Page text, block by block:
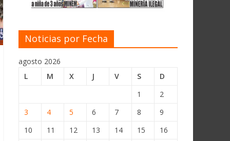
Noticias por Fecha
agosto 2026
L
M X J V S
D
1
2
3
4 5 6 7 8
9
10
11 12 13 14 15
16